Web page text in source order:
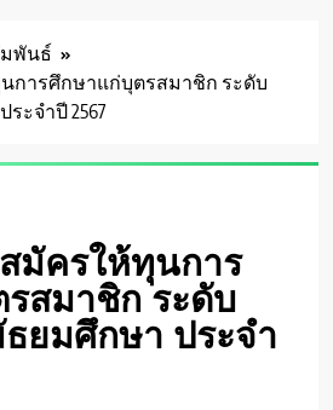
จำกัด
พันธ์
การศึกษาแก่บุตรสมาชิก ระดับ
ะจำปี 2567
มัครให้ทุนการ
สมาชิก ระดับ
ยมศึกษา ประจำ